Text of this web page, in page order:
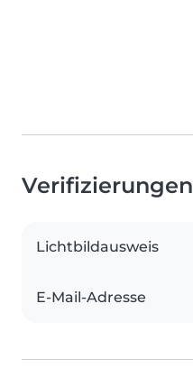
Verifizierungen
Lichtbildausweis
E-Mail-Adresse